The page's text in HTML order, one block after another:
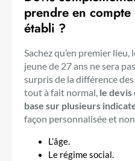
prendre en compte
établi ?
Sachez qu’en premier lieu,
jeune de 27 ans ne sera
surpris de la différence
tout à fait normal, le devis
base sur plusieurs
façon personnalisée et
L’âge.
Le régime social.